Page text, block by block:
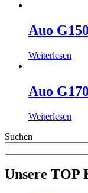
Auo
Weiterlesen
Auo
Weiterlesen
Suchen
Unsere TOP